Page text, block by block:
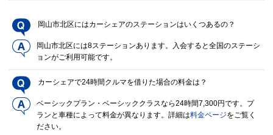
岡山市北区にはカーシェアのステーションはいくつあるの？
岡山市北区には8ステーションあります。入会すると全国のステーシ
ョンがご利用可能です。
カーシェアで24時間クルマを借りた場合の料金は？
ベーシックプラン・ベーシッククラスなら24時間7,300円です。プ
ランと車種によって料金が異なります。詳細は料金ページをご覧く
ださい。